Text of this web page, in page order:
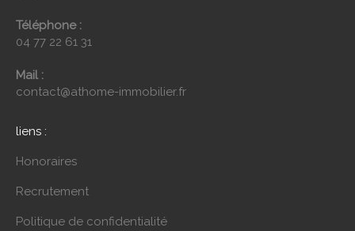
Téléphone :
04 77 22 61 31
Mail :
contact@athome-immobilier.fr
liens :
Honoraires
Recrutement
Politique de confidentialité